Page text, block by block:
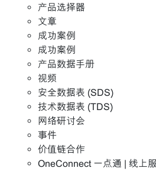
产品选择器
文章
成功案例
成功案例
产品数据手册
视频
安全数据表 (SDS)
技术数据表 (TDS)
网络研讨会
事件
价值链合作
OneConnect 一点通 | 线上